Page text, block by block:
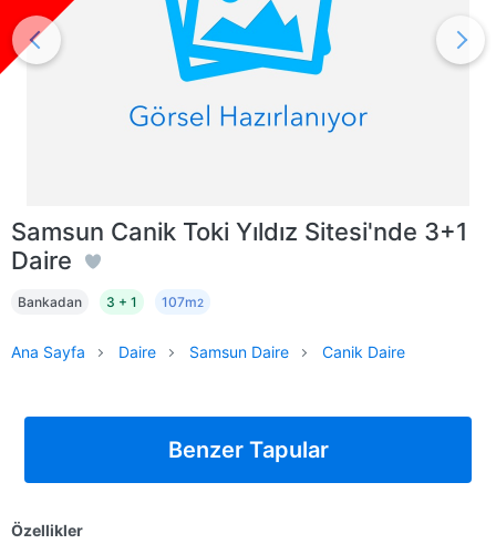
Benzer Tapular
Özellikler
Samsun Canik Toki Yıldız Sitesi'nde 3+1
Daire
Bankadan 3 + 1 107m2
Ana Sayfa Daire Samsun Daire Canik Daire